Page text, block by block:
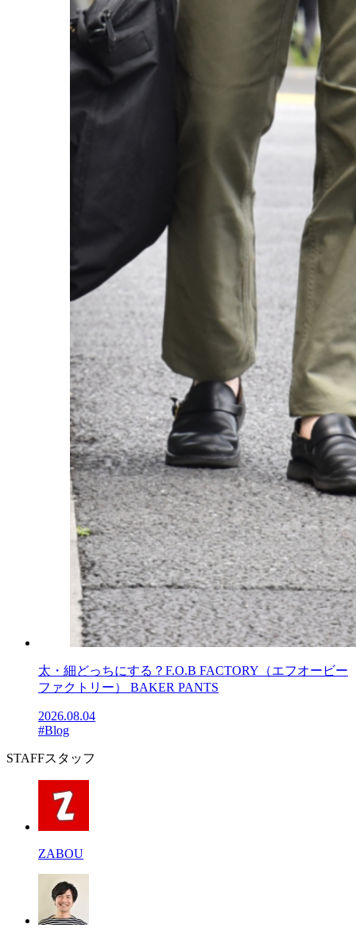
太・細どっちにする？F.O.B FACTORY（エフオービー
ファクトリー） BAKER PANTS
2026.08.04
#Blog
STAFFスタッフ
ZABOU